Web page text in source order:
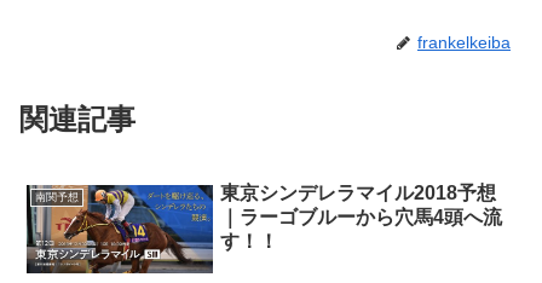
frankelkeiba
関連記事
南関予想
東京シンデレラマイル2018予想
｜ラーゴブルーから穴馬4頭へ流
す！！